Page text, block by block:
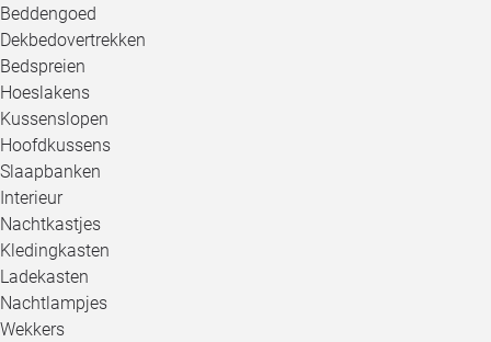
Beddengoed
Dekbedovertrekken
Bedspreien
Hoeslakens
Kussenslopen
Hoofdkussens
Slaapbanken
Interieur
Nachtkastjes
Kledingkasten
Ladekasten
Nachtlampjes
Wekkers